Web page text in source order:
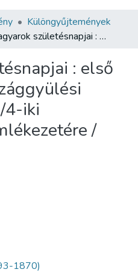
Különgyűjtemények
Magyarok születésnapjai : első füzet vagyis országgyülési emlény az 1843/4-iki országgyülés emlékezetére /
: első
4-iki
/
1870)